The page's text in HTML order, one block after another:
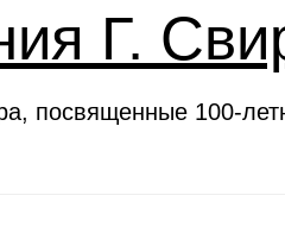
Г.
посвященные 100-